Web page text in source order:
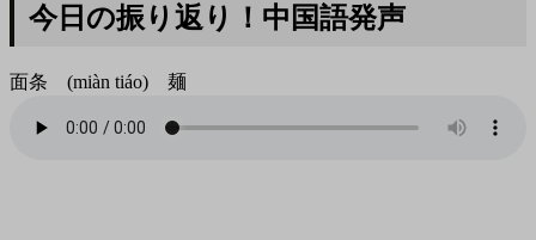
今日の振り返り！中国語発声
面条 (miàn tiáo) 麺